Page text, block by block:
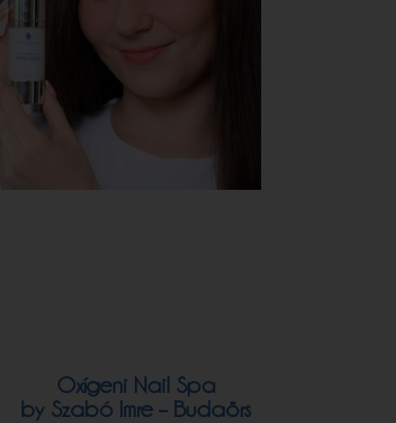
Oxígeni Nail Spa
by Szabó Imre – Budaörs